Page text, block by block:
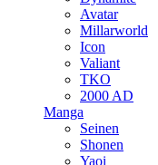
Avatar
Millarworld
Icon
Valiant
TKO
2000 AD
Manga
Seinen
Shonen
Yaoi